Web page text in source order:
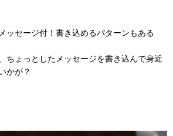
ッセージ付！書き込めるパターンもある
ちょっとしたメッセージを書き込んで身近
かが？